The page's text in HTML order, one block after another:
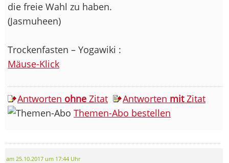
die freie Wahl zu haben.
(Jasmuheen)
Trockenfasten – Yogawiki :
Mäuse-Klick
Antworten ohne Zitat Antworten mitZitat
Themen-Abo bestellen
am 25.10.2017 um 17:44 Uhr